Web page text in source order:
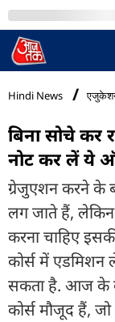
MumbaiTak
Hindi News
बिना सोचे कर
नोट कर लें ये
ग्रेजुएशन करने के
लग जाते हैं,
करना चाहिए
कोर्स में एडमिशन
सकता है. आज के
कोर्स मौजूद हैं,